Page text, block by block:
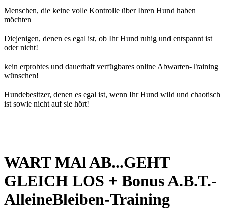
Menschen, die keine volle Kontrolle über Ihren Hund haben
möchten
Diejenigen, denen es egal ist, ob Ihr Hund ruhig und entspannt ist
oder nicht!
kein erprobtes und dauerhaft verfügbares online Abwarten-Training
wünschen!
Hundebesitzer, denen es egal ist, wenn Ihr Hund wild und chaotisch
ist sowie nicht auf sie hört!
WART MAl AB...GEHT
GLEICH LOS + Bonus A.B.T.-
AlleineBleiben-Training